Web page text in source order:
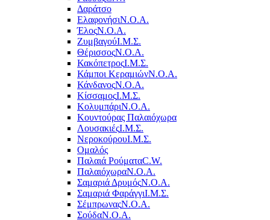
Δαράτσο
ΕλαφονήσιΝ.Ο.Α.
ΈλοςΝ.Ο.Α.
ΖυμβαγούΙ.Μ.Σ.
ΘέρισσοςΝ.Ο.Α.
ΚακόπετροςΙ.Μ.Σ.
Κάμποι ΚεραμιώνΝ.Ο.Α.
ΚάνδανοςΝ.Ο.Α.
ΚίσσαμοςΙ.Μ.Σ.
ΚολυμπάριΝ.Ο.Α.
Κουντούρας Παλαιόχωρα
ΛουσακιέςΙ.Μ.Σ.
ΝεροκούρουΙ.Μ.Σ.
Ομαλός
Παλαιά ΡούματαC.W.
ΠαλαιόχωραΝ.Ο.Α.
Σαμαριά ΔρυμόςΝ.Ο.Α.
Σαμαριά ΦαράγγιΙ.Μ.Σ.
ΣέμπρωναςΝ.Ο.Α.
ΣούδαΝ.Ο.Α.